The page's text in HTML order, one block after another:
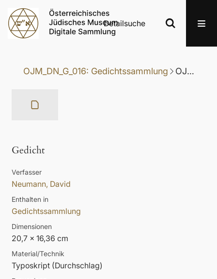
Detailsuche
OJM_DN_G_016: Gedichtssammlung OJM_DN_G_016-013: Gedicht
Gedicht
Verfasser
Neumann, David
Enthalten in
Gedichtssammlung
Dimensionen
20,7 x 16,36 cm
Material/Technik
Typoskript (Durchschlag)